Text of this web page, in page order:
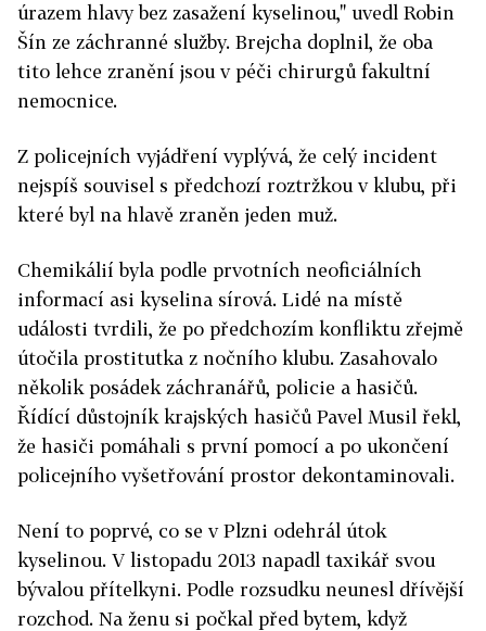
úrazem hlavy bez zasažení kyselinou," uvedl Robin
Šín ze záchranné služby. Brejcha doplnil, že oba
tito lehce zranění jsou v péči chirurgů fakultní
nemocnice.
Z policejních vyjádření vyplývá, že celý incident
nejspíš souvisel s předchozí roztržkou v klubu, při
které byl na hlavě zraněn jeden muž.
Chemikálií byla podle prvotních neoficiálních
informací asi kyselina sírová. Lidé na místě
události tvrdili, že po předchozím konfliktu zřejmě
útočila prostitutka z nočního klubu. Zasahovalo
několik posádek záchranářů, policie a hasičů.
Řídící důstojník krajských hasičů Pavel Musil řekl,
že hasiči pomáhali s první pomocí a po ukončení
policejního vyšetřování prostor dekontaminovali.
Není to poprvé, co se v Plzni odehrál útok
kyselinou. V listopadu 2013 napadl taxikář svou
bývalou přítelkyni. Podle rozsudku neunesl dřívější
rozchod. Na ženu si počkal před bytem, když